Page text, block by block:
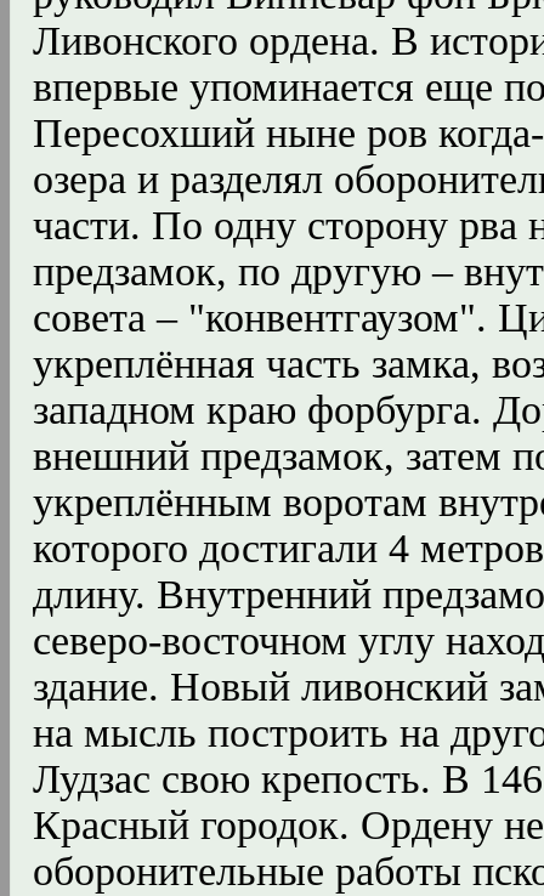
Ливонского ордена. В
впервые упоминается еще
Пересохший ныне ров
озера и разделял
части. По одну сторону рва
предзамок, по другую –
совета – "конвентгаузом".
укреплённая часть замка,
западном краю форбурга.
внешний предзамок, затем
укреплённым воротам
которого достигали 4
длину. Внутренний
северо-восточном углу
здание. Новый ливонский
на мысль построить на
Лудзас свою крепость. В
Красный городок. Ордену
оборонительные работы